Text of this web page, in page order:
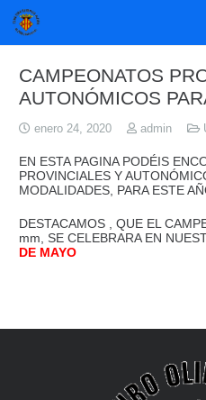
CAMPEONATOS
AUTONÓMICOS
enero 24, 2020 admin
EN ESTA PAGINA PODÉIS
PROVINCIALES Y
MODALIDADES, PARA ESTE
DESTACAMOS , QUE EL
mm, SE CELEBRARA EN
DE MAYO